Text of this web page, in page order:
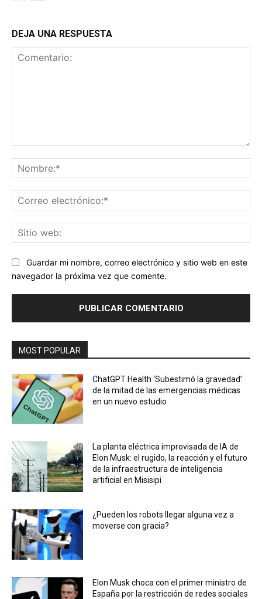
DEJA UNA RESPUESTA
Guardar mi nombre, correo electrónico y sitio web en este
navegador la próxima vez que comente.
MOST POPULAR
ChatGPT Health ‘Subestimó la gravedad’
de la mitad de las emergencias médicas
en un nuevo estudio
La planta eléctrica improvisada de IA de
Elon Musk: el rugido, la reacción y el futuro
de la infraestructura de inteligencia
artificial en Misisipi
¿Pueden los robots llegar alguna vez a
moverse con gracia?
Elon Musk choca con el primer ministro de
España por la restricción de redes sociales